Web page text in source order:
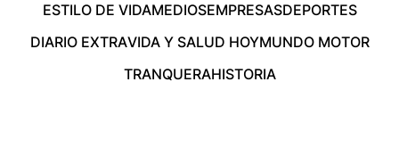
ESTILO DE VIDAMEDIOSEMPRESASDEPORTES
DIARIO EXTRAVIDA Y SALUD HOYMUNDO MOTOR
TRANQUERAHISTORIA